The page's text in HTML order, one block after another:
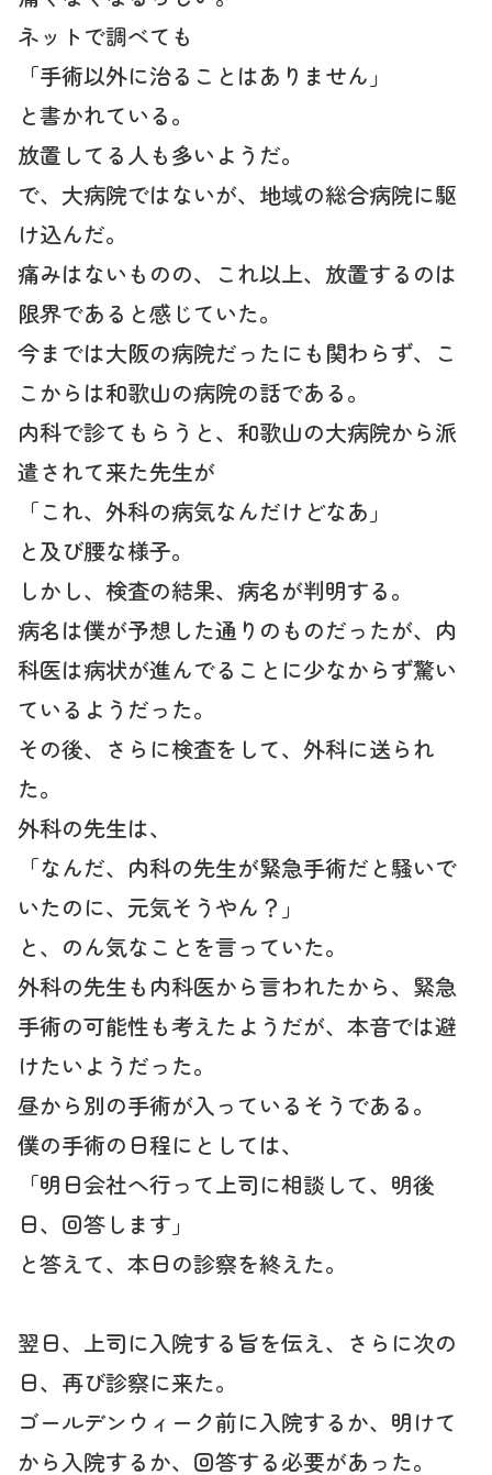
ネットで調べても
「手術以外に治ることはありません」
と書かれている。
放置してる人も多いようだ。
で、大病院ではないが、地域の総合病院に駆
け込んだ。
痛みはないものの、これ以上、放置するのは
限界であると感じていた。
今までは大阪の病院だったにも関わらず、こ
こからは和歌山の病院の話である。
内科で診てもらうと、和歌山の大病院から派
遣されて来た先生が
「これ、外科の病気なんだけどなあ」
と及び腰な様子。
しかし、検査の結果、病名が判明する。
病名は僕が予想した通りのものだったが、内
科医は病状が進んでることに少なからず驚い
ているようだった。
その後、さらに検査をして、外科に送られ
た。
外科の先生は、
「なんだ、内科の先生が緊急手術だと騒いで
いたのに、元気そうやん？」
と、のん気なことを言っていた。
外科の先生も内科医から言われたから、緊急
手術の可能性も考えたようだが、本音では避
けたいようだった。
昼から別の手術が入っているそうである。
僕の手術の日程にとしては、
「明日会社へ行って上司に相談して、明後
日、回答します」
と答えて、本日の診察を終えた。
翌日、上司に入院する旨を伝え、さらに次の
日、再び診察に来た。
ゴールデンウィーク前に入院するか、明けて
から入院するか、回答する必要があった。